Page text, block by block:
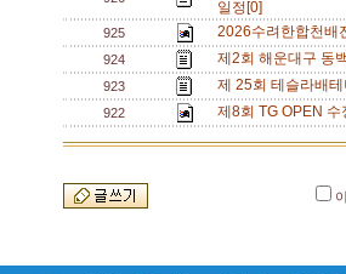
일정[0]
925 2026수려한합천배
924 제2회 해운대구 동
923 제 25회 테슬라배
922 제8회 TG OPEN